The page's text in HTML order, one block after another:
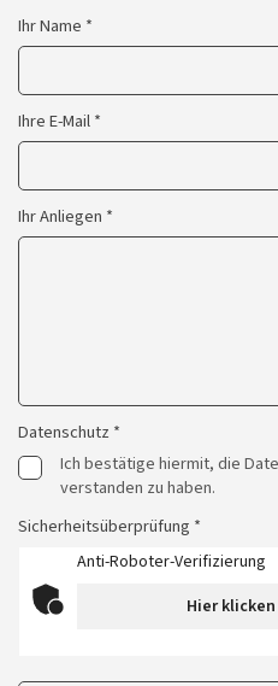
Ihr Name *
Ihre E-Mail *
Ihr Anliegen *
Datenschutz *
Ich bestätige hiermit, die
verstanden zu haben.
Sicherheitsüberprüfung *
Anti-Roboter-Verifizierung
Hier klicken